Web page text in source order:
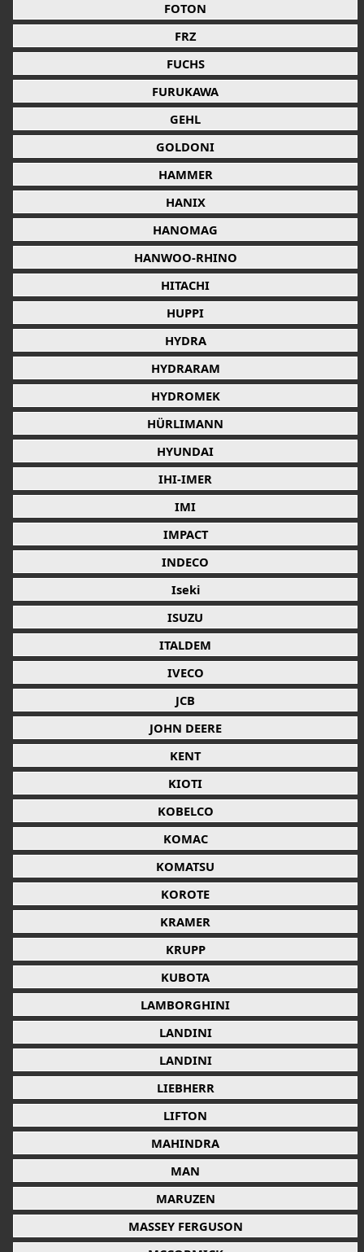
FOTON
FRZ
FUCHS
FURUKAWA
GEHL
GOLDONI
HAMMER
HANIX
HANOMAG
HANWOO-RHINO
HITACHI
HUPPI
HYDRA
HYDRARAM
HYDROMEK
HÜRLIMANN
HYUNDAI
IHI-IMER
IMI
IMPACT
INDECO
Iseki
ISUZU
ITALDEM
IVECO
JCB
JOHN DEERE
KENT
KIOTI
KOBELCO
KOMAC
KOMATSU
KOROTE
KRAMER
KRUPP
KUBOTA
LAMBORGHINI
LANDINI
LANDINI
LIEBHERR
LIFTON
MAHINDRA
MAN
MARUZEN
MASSEY FERGUSON